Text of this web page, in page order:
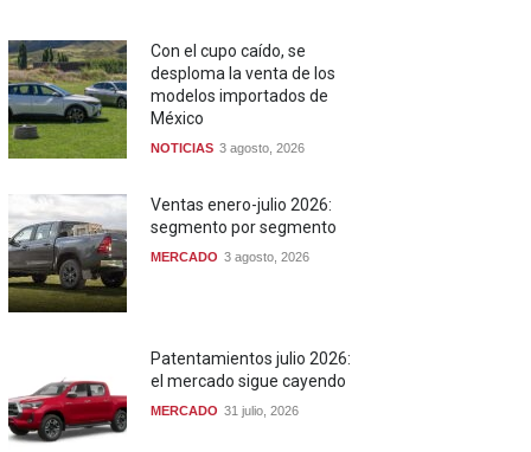
Con el cupo caído, se
desploma la venta de los
modelos importados de
México
NOTICIAS 3 agosto, 2026
Ventas enero-julio 2026:
segmento por segmento
MERCADO 3 agosto, 2026
Patentamientos julio 2026:
el mercado sigue cayendo
MERCADO 31 julio, 2026